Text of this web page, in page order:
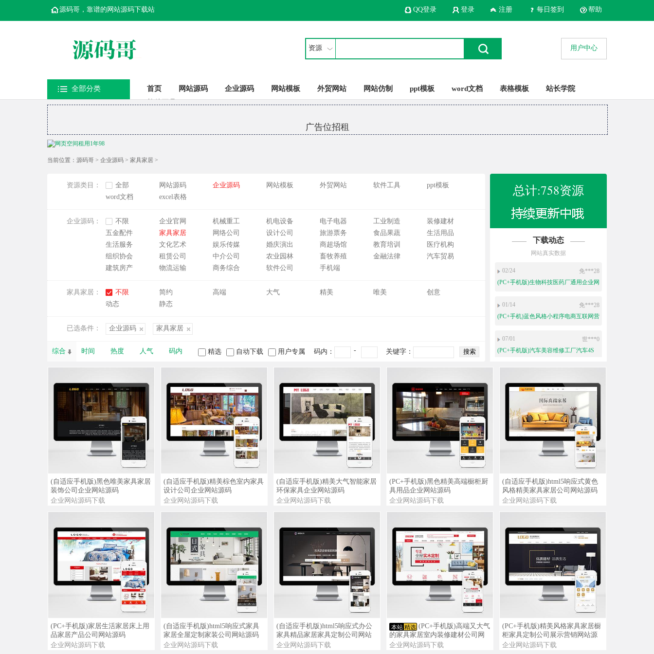
源码哥，靠谱的网站源码下载站 帮助
每日签到
注册
登录
QQ登录
资源 用户中心
全部分类 首页 网站源码 企业源码 网站模板 外贸网站 网站仿制 ppt模板 word文档 表格模板
站长学院
广告位招租
当前位置： 源码哥 > 企业源码 > 家具家居 >
资源类目： 全部 网站源码 企业源码 网站模板 外贸网站 软件工具
ppt模板
word文档
excel表格
企业源码： 不限 企业官网 机械重工 机电设备 电子电器 工业制造
装修建材
五金配件
家具家居 网络公司 设计公司 旅游票务 食品果蔬
生活用品
生活服务
文化艺术 娱乐传媒 婚庆演出 商超场馆 教育培训
医疗机构
组织协会
租赁公司 中介公司 农业园林 畜牧养殖 金融法律
汽车贸易
建筑房产
物流运输 商务综合 软件公司 手机端
家具家居： 不限 简约 高端 大气 精美 唯美
创意
动态
静态
已选条件： 企业源码 家具家居
综合 时间 热度 人气 码内 精选 自动下载 用户专属 码内： - 关键字：
总计:758资源
下载动态
网站真实数据
02/24
免***28
(PC+手机版)生物科技医药厂通用企业网
站源码
01/14
免***28
(PC+手机)蓝色风格小程序电商互联网营
销软件开发公司网站源码
07/01
世***0
(PC+手机版)汽车美容维修工厂汽车4S
店企业网站源码
(自适应移动端)HTML5响应式白色清新
简洁律师事务所企业网站模板
免***28
(自适应手机端)黑色响应式高端动态特
效通用公司企业网站源码
03/31
免***28
(自适应手机端)黑色响应式高端大气网
络科技公司网站源码
(自适应移动端)APP应用软件下载落地
页软件公司网站模板
免***28
(自适应手机版)高端电子名表机械手表
06/06
1***128
(自适应手机版)黑色唯美家具家居装饰
公司企业网站源码
小***125.2
售外贸网站源码模板
05/21
查看详情 查看演示
(自适应手机版)黑色唯美家具家居
装饰公司企业网站源码
企业网站源码下载
查看详情 查看演示
(自适应手机版)精美棕色室内家具
设计公司企业网站源码
企业网站源码下载
查看详情 查看演示
(自适应手机版)精美大气智能家居
环保家具企业网站源码
企业网站源码下载
查看详情 查看演示
(PC+手机版)黑色精美高端橱柜厨
具用品企业网站源码
企业网站源码下载
查看详情 查看演示
(自适应手机版)html5响应式黄色
风格精美家具家居公司网站源码
企业网站源码下载
查看详情 查看演示
(PC+手机版)家居生活家居床上用
品家居产品公司网站源码
企业网站源码下载
查看详情 查看演示
(自适应手机版)html5响应式家具
家居全屋定制家装公司网站源码
企业网站源码下载
查看详情 查看演示
(自适应手机版)html5响应式办公
家具精品家居家具定制公司网站
源码
企业网站源码下载
查看详情 查看演示
本站 精选 (PC+手机版)高端又大气
的家具家居室内装修建材公司网
站源码
企业网站源码下载
查看详情 查看演示
(PC+手机版)精美风格家具家居橱
柜家具定制公司展示营销网站源
码
企业网站源码下载